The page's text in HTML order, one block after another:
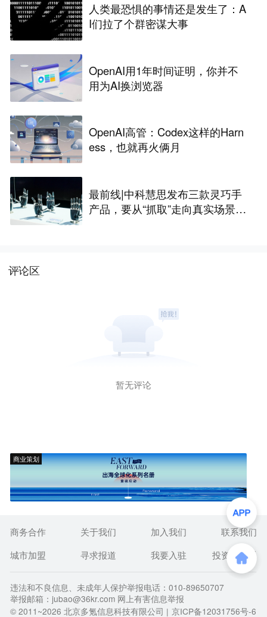
人类最恐惧的事情还是发生了：A
I们拉了个群密谋大事
OpenAI用1年时间证明，你并不
用为AI换浏览器
OpenAI高管：Codex这样的Harn
ess，也就再火俩月
最前线|中科慧思发布三款灵巧手
产品，要从“抓取”走向真实场景作
评论区
暂无评论
商业策划
商务合作 关于我们 加入我们
联系我们
城市加盟
寻求报道 我要入驻 投资者关系
违法和不良信息、未成年人保护举报电话：010-89650707
举报邮箱：jubao@36kr.com 网上有害信息举报
© 2011~2026 北京多氪信息科技有限公司 | 京ICP备12031756号-6